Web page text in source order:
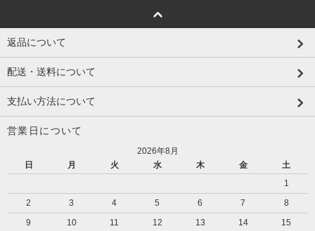
返品について
配送・送料について
支払い方法について
営業日について
2026年8月
日
月 火 水 木 金
土
1
2
3 4 5 6 7
8
9
10 11 12 13 14
15